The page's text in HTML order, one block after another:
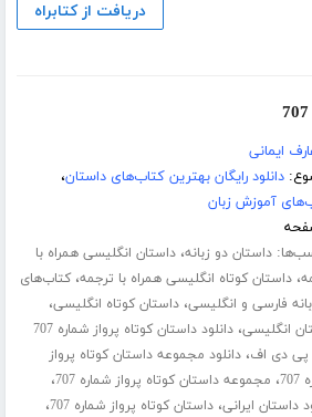
دریافت از کتابراه
ایمانی
دانلود رایگان بهترین کتاب‌های داستان،
آموزش زبان
داستان دو زبانه،داستان انگلیسی همراه با
،داستان کوتاه انگلیسی همراه با ترجمه،کتاب‌های
فارسی و انگلیسی،داستان کوتاه انگلیسی،
انگلیسی،
دانلود داستان کوتاه پرواز شماره 707
پی دی اف،دانلود مجموعه داستان کوتاه پرواز
، مجموعه داستان کوتاه پرواز شماره 707 ،
داستان ایرانی،داستان کوتاه پرواز شماره 707 ،